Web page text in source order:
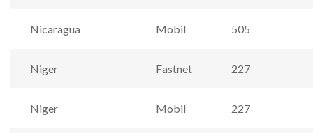
Nicaragua Mobil 505
Niger Fastnet 227
Niger Mobil 227